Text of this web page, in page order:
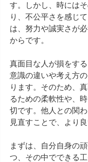
す。しかし、時には
り、不公平さを感じ
は、努力や誠実さが
からです。
真面目な人が損をす
意識の違いや考え方
ります。そのため、
るための柔軟性や、
切です。他人との関
見直すことで、より
まずは、自分自身の
つ、その中でできる